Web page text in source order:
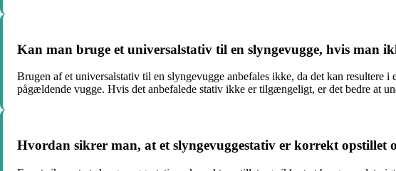
Kan man bruge et universalstativ til en slyngevugge, hvis man
Brugen af et universalstativ til en slyngevugge anbefales ikke, da det kan resultere
pågældende vugge. Hvis det anbefalede stativ ikke er tilgængeligt, er det bedre at
Hvordan sikrer man, at et slyngevuggestativ er korrekt opstillet